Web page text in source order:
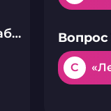
Упоротая наука с Бабаем Лютым Вопрос
C